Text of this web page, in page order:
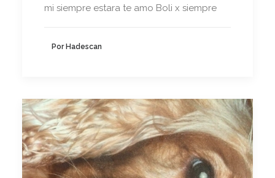
mi siempre estara te amo Boli x siempre
Por Hadescan